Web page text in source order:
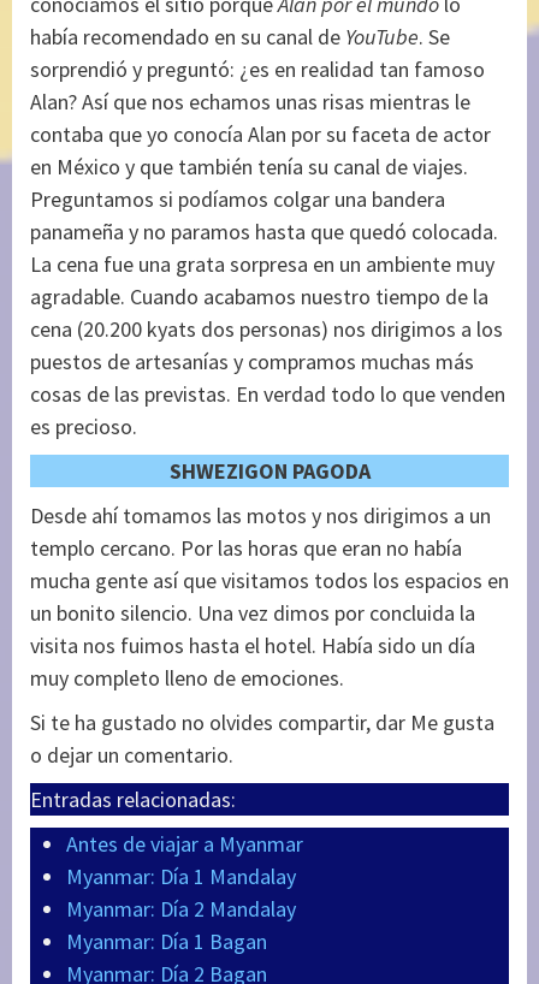
había recomendado en su canal de YouTube. Se
sorprendió y preguntó: ¿es en realidad tan famoso
Alan? Así que nos echamos unas risas mientras le
contaba que yo conocía Alan por su faceta de actor
en México y que también tenía su canal de viajes.
Preguntamos si podíamos colgar una bandera
panameña y no paramos hasta que quedó colocada.
La cena fue una grata sorpresa en un ambiente muy
agradable. Cuando acabamos nuestro tiempo de la
cena (20.200 kyats dos personas) nos dirigimos a los
puestos de artesanías y compramos muchas más
cosas de las previstas. En verdad todo lo que venden
es precioso.
SHWEZIGON PAGODA
Desde ahí tomamos las motos y nos dirigimos a un
templo cercano. Por las horas que eran no había
mucha gente así que visitamos todos los espacios en
un bonito silencio. Una vez dimos por concluida la
visita nos fuimos hasta el hotel. Había sido un día
muy completo lleno de emociones.
Si te ha gustado no olvides compartir, dar Me gusta
o dejar un comentario.
Entradas relacionadas:
Antes de viajar a Myanmar
Myanmar: Día 1 Mandalay
Myanmar: Día 2 Mandalay
Myanmar: Día 1 Bagan
Myanmar: Día 2 Bagan